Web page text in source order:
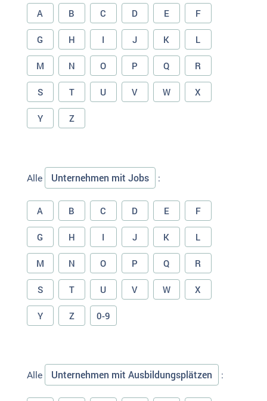
A B C D E F
G H I J K L
M N O P Q R
S T U V W X
Y Z
Alle Unternehmen mit Jobs :
A B C D E F
G H I J K L
M N O P Q R
S T U V W X
Y Z 0-9
Alle Unternehmen mit Ausbildungsplätzen :